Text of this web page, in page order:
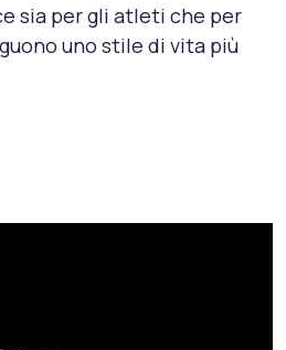
sia per gli atleti che per
uno stile di vita più